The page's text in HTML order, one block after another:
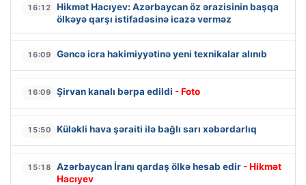
16:12
Hikmət Hacıyev: Azərbaycan öz ərazisinin başqa
ölkəyə qarşı istifadəsinə icazə verməz
16:09 Gəncə icra hakimiyyətinə yeni texnikalar alınıb
16:09 Şirvan kanalı bərpa edildi - Foto
15:50 Küləkli hava şəraiti ilə bağlı sarı xəbərdarlıq
15:18 Azərbaycan İranı qardaş ölkə hesab edir - Hikmət
Hacıyev